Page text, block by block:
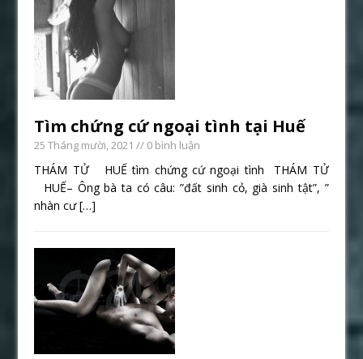
Tìm chứng cứ ngoại tình tại Huế
25 Tháng mười, 2021 // 0 bình luận
THÁM TỬ HUẾ tìm chứng cứ ngoại tình THÁM TỬ
HUẾ– Ông bà ta có câu: ”đất sinh cỏ, già sinh tật”, ”
nhàn cư[…]